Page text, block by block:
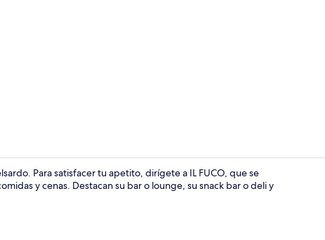
Para satisfacer tu apetito, dirígete a IL FUCO, que se
y cenas. Destacan su bar o lounge, su snack bar o deli y